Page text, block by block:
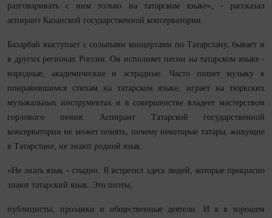
разговаривать с ним только на татарском языке», - рассказал
аспирант Казанской государственной консерватории.
Базарбай выступает с сольными концертами по Татарстану, бывает и
в других регионах России. Он исполняет песни на татарском языке -
народные, академические и эстрадные. Часто пишет музыку к
понравившимся стихам на татарском языке, играет на тюркских
музыкальных инструментах и в совершенстве владеет мастерством
горлового пения. Аспирант Татарской государственной
консерватории не может понять, почему некоторые татары, живущие
в Татарстане, не знают родной язык.
«Не знать язык - стыдно. Я встретил здесь людей, которые прекрасно
знают татарский язык. Это поэты,
публицисты, прозаики и общественные деятели. И я в хорошем